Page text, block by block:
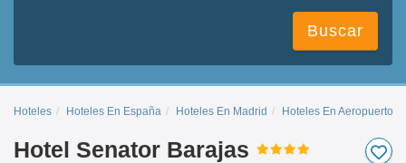
Buscar
Hoteles Hoteles En España Hoteles En Madrid Hoteles En Aeropuerto
Hotel Senator Barajas